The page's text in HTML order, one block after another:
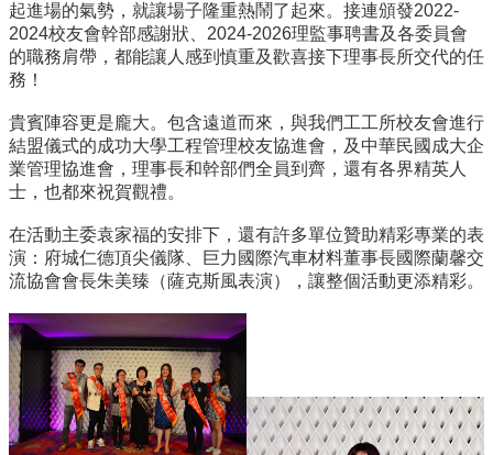
系
所
簡
介
學
程
簡
介
教
學
研
究
所
成
員
起進場的氣勢，就讓場子隆重熱鬧了起來。接連頒發2022-
2024校友會幹部感謝狀、2024-2026理監事聘書及各委員會
的職務肩帶，都能讓人感到慎重及歡喜接下理事長所交代的任
務！
貴賓陣容更是龐大。包含遠道而來，與我們工工所校友會進行
結盟儀式的成功大學工程管理校友協進會，及中華民國成大企
業管理協進會，理事長和幹部們全員到齊，還有各界精英人
士，也都來祝賀觀禮。
在活動主委袁家福的安排下，還有許多單位贊助精彩專業的表
演：府城仁德頂尖儀隊、巨力國際汽車材料董事長國際蘭馨交
流協會會長朱美臻（薩克斯風表演），讓整個活動更添精彩。